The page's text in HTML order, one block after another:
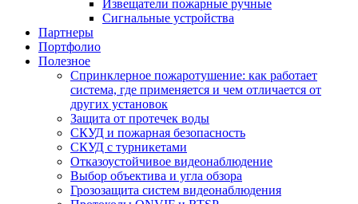
Извещатели пожарные ручные
Сигнальные устройства
Партнеры
Портфолио
Полезное
Спринклерное пожаротушение: как работает
система, где применяется и чем отличается от
других установок
Защита от протечек воды
СКУД и пожарная безопасность
СКУД с турникетами
Отказоустойчивое видеонаблюдение
Выбор объектива и угла обзора
Грозозащита систем видеонаблюдения